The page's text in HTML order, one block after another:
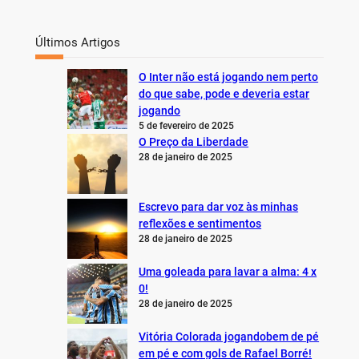
Últimos Artigos
O Inter não está jogando nem perto
do que sabe, pode e deveria estar
jogando
5 de fevereiro de 2025
O Preço da Liberdade
28 de janeiro de 2025
Escrevo para dar voz às minhas
reflexões e sentimentos
28 de janeiro de 2025
Uma goleada para lavar a alma: 4 x
0!
28 de janeiro de 2025
Vitória Colorada jogandobem de pé
em pé e com gols de Rafael Borré!